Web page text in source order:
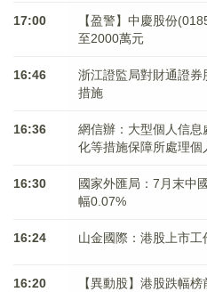
17:00
【盈警】中慶股份
至2000萬元
16:46
浙江證監局對財通證
措施
16:36
網信辦：大型個人信
化等措施保障所處理個
16:30
國家外匯局：7月末中
幅0.07%
16:24 山金國際：港股上市工
16:20
【異動股】港股跌幅